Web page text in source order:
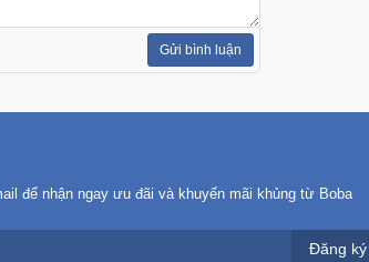
Gửi bình luận
để nhận ngay ưu đãi và khuyến mãi khủng từ Boba
Đăng ký